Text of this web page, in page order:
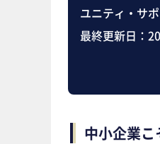
ユニティ・サ
最終更新日：
中小企業こ